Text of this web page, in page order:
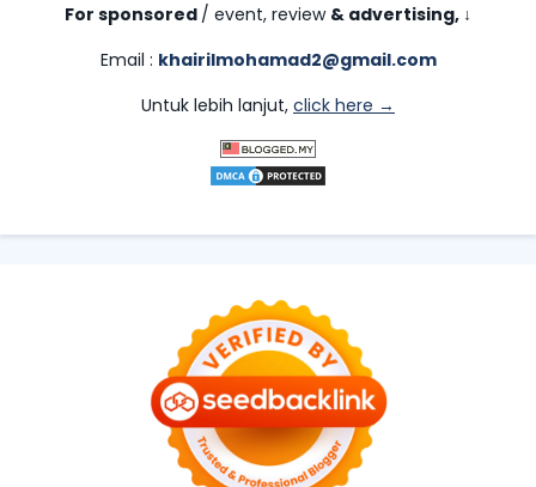
For sponsored / event, review & advertising, ↓
Email : khairilmohamad2@gmail.com
Untuk lebih lanjut, click here →